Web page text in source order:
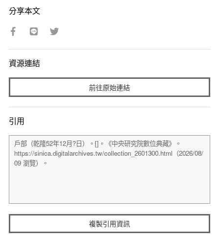
分享本文
資源連結
前往原始連結
引用
複製引用資訊